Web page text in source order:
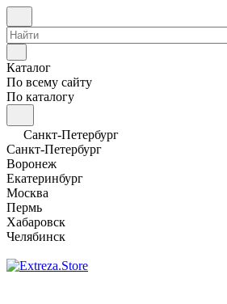
Каталог
По всему сайту
По каталогу
Санкт-Петербург
Санкт-Петербург
Воронеж
Екатеринбург
Москва
Пермь
Хабаровск
Челябинск